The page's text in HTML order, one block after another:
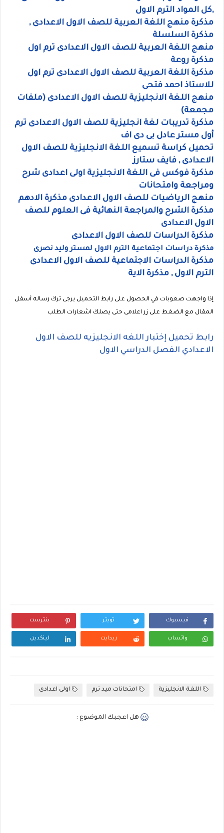
,كل المواد الترم الاول
مذكرة منهج اللغة العربية للصف الاول الاعدادى ,
مذكرة السلسلة
منهج اللغة العربية للصف الاول الاعدادى ترم اول
مذكرة روعة
مذكرة اللغة العربية للصف الاول الاعدادى ترم اول
للاستاذ احمد فتحى
منهج اللغة الانجليزية للصف الاول الاعدادى (ملفات
مجمعة)
مذكرة تدريبات لغة انجليزية للصف الاول الاعدادى ترم
أول مستر عادل بى دى اف
تحميل كراسة تسميع اللغة الانجليزية للصف الاول
الاعدادى , فايف ستارز
مذكرة فوكس فى اللغة الانجليزية اولى اعدادى شرح
ومراجعة وامتحانات
منهج الرياضيات للصف الاول الاعدادى مذكرة الادهم
مذكرة الشرح والمراجعة النهائية فى العلوم للصف
الاول الاعدادى
مذكرة الدراسات للصف الاول الاعدادى
مذكرة دراسات اجتماعية الترم الاول لمستر وليد نصرى
مذكرة الدراسات الاجتماعية للصف الاول الاعدادى
الترم الاول , مذكرة الاية
إذا واجهت صعوبات في الحصول على رابط التحميل يرجى ترك رساله أسفل
المقال مع الضغط على زر اعلامى حتى يصلك اشعارات الطلب
رابط تحميل إختبار اللغه الانجليزيه للصف الاول
الاعدادي الفصل الدراسي الاول
فيسبوك تويتر بنترست
واتساب ريدايت لينكدين
اللغة الانجليزية امتحانات ميد ترم اولى اعدادى
هل اعجبك الموضوع :